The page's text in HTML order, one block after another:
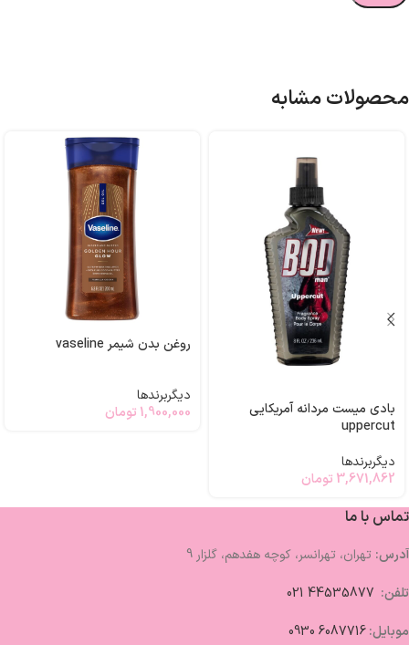
محصولات مشابه
بادی میست مردانه آمریکایی
uppercut
دیگربرندها
3,671,862 تومان
روغن بدن شیمر vaseline
دیگربرندها
1,900,000 تومان
تماس با ما
آدرس: تهران، تهرانسر، کوچه هفدهم، گلزار 9
تلفن:
موبایل:6087716 0930